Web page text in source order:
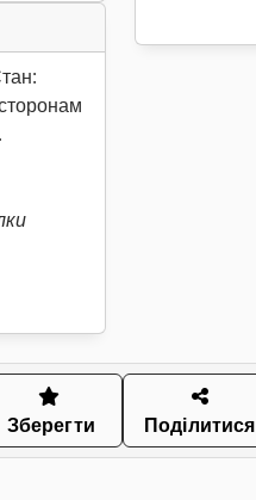
Зберегти Поділитися